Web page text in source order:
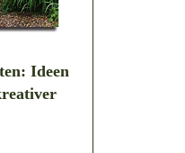
Ideen